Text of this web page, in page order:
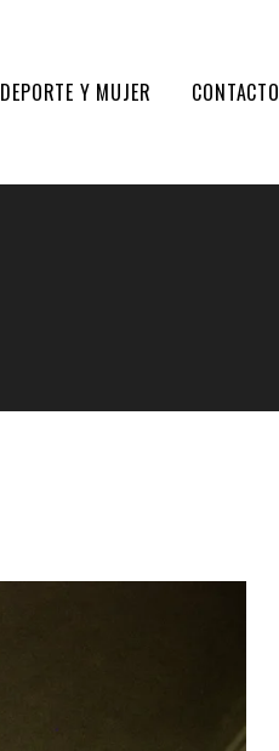
DEPORTE Y MUJER CONTACTO